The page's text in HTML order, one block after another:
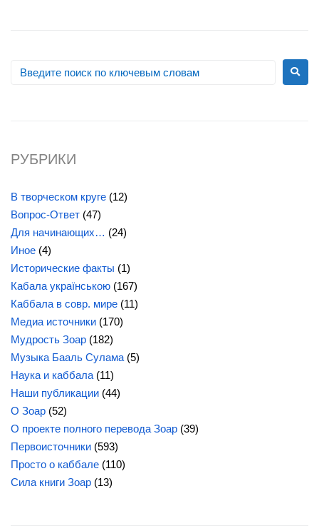
РУБРИКИ
В творческом круге (12)
Вопрос-Ответ (47)
Для начинающих… (24)
Иное (4)
Исторические факты (1)
Кабала українською (167)
Каббала в совр. мире (11)
Медиа источники (170)
Мудрость Зоар (182)
Музыка Бааль Сулама (5)
Наука и каббала (11)
Наши публикации (44)
О Зоар (52)
О проекте полного перевода Зоар (39)
Первоисточники (593)
Просто о каббале (110)
Сила книги Зоар (13)